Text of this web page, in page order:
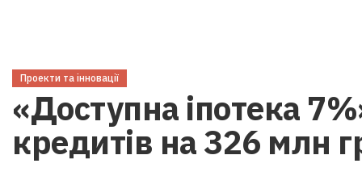
Проекти та інновації
«Доступна іпотека
кредитів на 326 млн